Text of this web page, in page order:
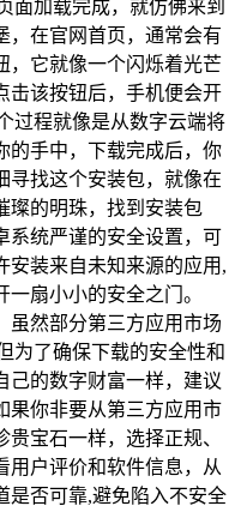
面加载完成，就仿佛来到
，在官网首页，通常会有
，它就像一个闪烁着光芒
击该按钮后，手机便会开
过程就像是从数字云端将
的手中，下载完成后，你
寻找这个安装包，就像在
璨的明珠，找到安装包
系统严谨的安全设置，可
安装来自未知来源的应用,
扇小小的安全之门。
虽然部分第三方应用市场
为了确保下载的安全性和
己的数字财富一样，建议
果你非要从第三方应用市
宝石一样，选择正规、
用户评价和软件信息，从
是否可靠,避免陷入不安全